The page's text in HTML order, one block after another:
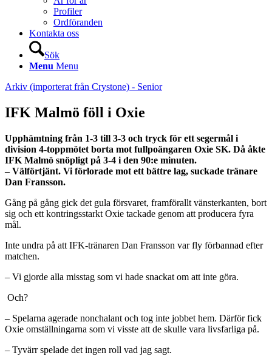
Profiler
Ordföranden
Kontakta oss
Sök
Menu Menu
Arkiv (importerat från Crystone) - Senior
IFK Malmö föll i Oxie
Upphämtning från 1-3 till 3-3 och tryck för ett segermål i
division 4-toppmötet borta mot fullpoängaren Oxie SK. Då åkte
IFK Malmö snöpligt på 3-4 i den 90:e minuten.
– Välförtjänt. Vi förlorade mot ett bättre lag, suckade tränare
Dan Fransson.
Gång på gång gick det gula försvaret, framförallt vänsterkanten, bort
sig och ett kontringsstarkt Oxie tackade genom att producera fyra
mål.
Inte undra på att IFK-tränaren Dan Fransson var fly förbannad efter
matchen.
– Vi gjorde alla misstag som vi hade snackat om att inte göra.
Och?
– Spelarna agerade nonchalant och tog inte jobbet hem. Därför fick
Oxie omställningarna som vi visste att de skulle vara livsfarliga på.
– Tyvärr spelade det ingen roll vad jag sagt.